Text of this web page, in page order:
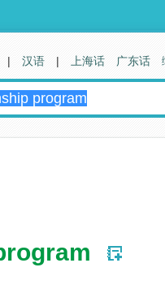
| 汉语 | 上海话 广东话